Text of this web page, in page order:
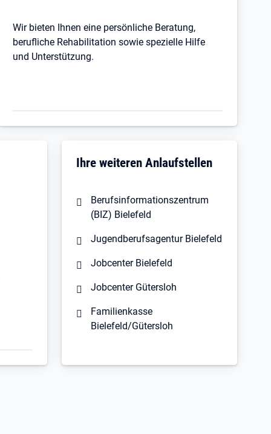
Wir bieten Ihnen eine persönliche Beratung,
berufliche Rehabilitation sowie spezielle Hilfe
und Unterstützung.
Ihre weiteren Anlaufstellen
Berufsinformationszentrum
(BIZ) Bielefeld
Jugendberufsagentur Bielefeld
Jobcenter Bielefeld
Jobcenter Gütersloh
Familienkasse
Bielefeld/Gütersloh